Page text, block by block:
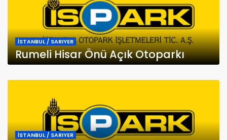
İSTANBUL / SARIYER
Rumeli Hisar Önü Açık Otoparkı
İSTANBUL / SARIYER